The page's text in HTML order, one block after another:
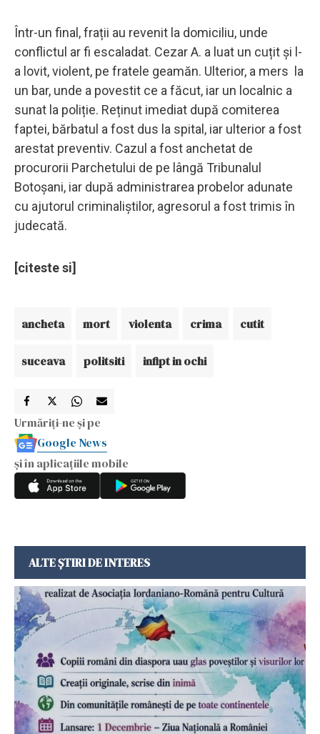
Într-un final, frații au revenit la domiciliu, unde
conflictul ar fi escaladat. Cezar A. a luat un cuțit și l-
a lovit, violent, pe fratele geamăn. Ulterior, a mers la
un bar, unde a povestit ce a făcut, iar un localnic a
sunat la poliție. Reținut imediat după comiterea
faptei, bărbatul a fost dus la spital, iar ulterior a fost
arestat preventiv. Cazul a fost anchetat de
procurorii Parchetului de pe lângă Tribunalul
Botoșani, iar după administrarea probelor adunate
cu ajutorul criminaliștilor, agresorul a fost trimis în
judecată.
[citeste si]
ancheta mort violenta crima cutit
suceava politsiti infipt in ochi
Urmăriți-ne și pe
Google News
și în aplicațiile mobile
ALTE ȘTIRI DE INTERES